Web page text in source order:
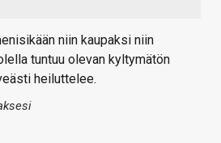
niin kaupaksi niin
tuntuu olevan kyltymätön
heiluttelee.